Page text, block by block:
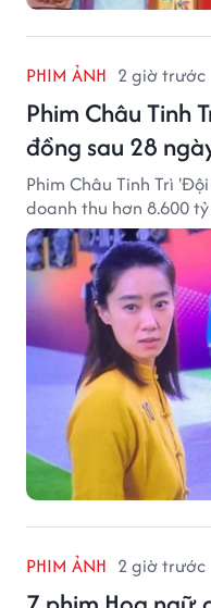
PHIM ẢNH 2 giờ trước
Phim Châu Tinh
đồng sau 28
Phim Châu Tinh Trì
doanh thu hơn 8.600
PHIM ẢNH 2 giờ trước